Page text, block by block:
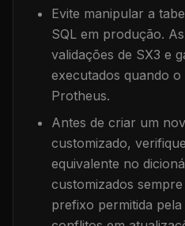
Evite manipular a
SQL em produção.
validações de SX3 e
executados quando
Protheus.
Antes de criar um
customizado,
equivalente no
customizados
prefixo permitida